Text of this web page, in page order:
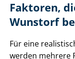
Faktoren,
Wunstorf
Für eine
werden mehrere